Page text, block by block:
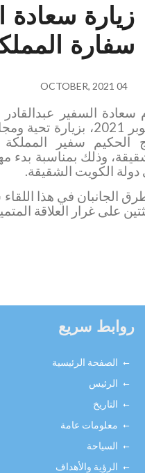
زيارة سعادة
سفارة
04 OCTOBER, 2021
اكتوبر 2021، بزيارة
الحكيم سفير المملكة
وذلك بمناسبة بدء
الكويت الشقيقة.
الجانبان في هذا
على غرار العلاقة
روابط سريع
الصفحة الرئيسية
الرئيس
التاريخ
معلومات عامة
السياحة
الرؤية والأهداف